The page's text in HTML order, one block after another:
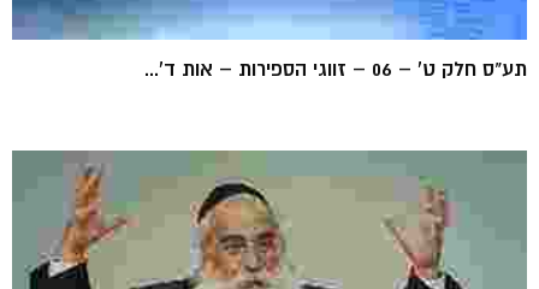
תע"ס חלק ט' – 06 – זווגי הספירות – אות ד'...